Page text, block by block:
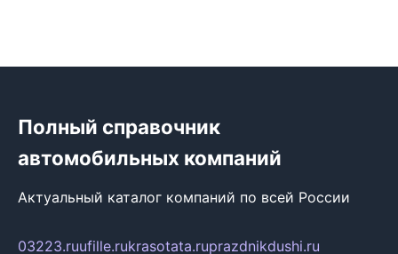
Полный справочник
автомобильных компаний
Актуальный каталог компаний по всей России
03223.ruufille.rukrasotata.ruprazdnikdushi.ru